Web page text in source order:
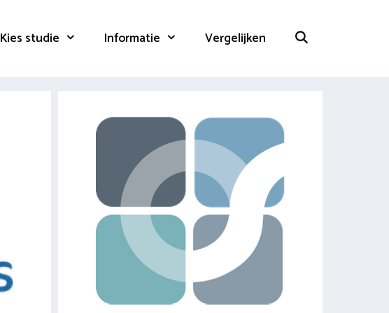
Kies studie Informatie Vergelijken